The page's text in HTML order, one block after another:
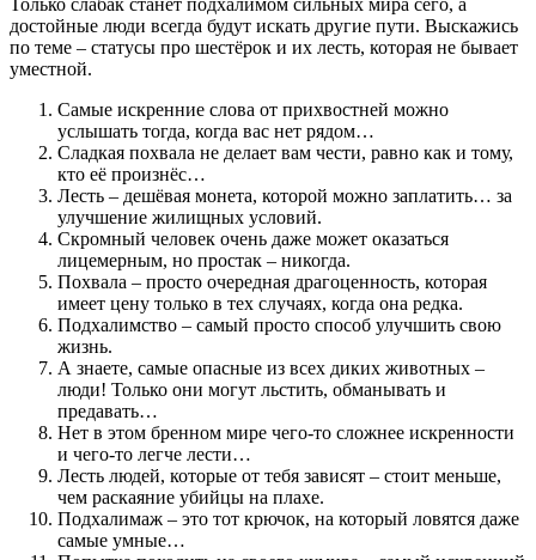
Только слабак станет подхалимом сильных мира сего, а
достойные люди всегда будут искать другие пути. Выскажись
по теме – статусы про шестёрок и их лесть, которая не бывает
уместной.
Самые искренние слова от прихвостней можно
услышать тогда, когда вас нет рядом…
Сладкая похвала не делает вам чести, равно как и тому,
кто её произнёс…
Лесть – дешёвая монета, которой можно заплатить… за
улучшение жилищных условий.
Скромный человек очень даже может оказаться
лицемерным, но простак – никогда.
Похвала – просто очередная драгоценность, которая
имеет цену только в тех случаях, когда она редка.
Подхалимство – самый просто способ улучшить свою
жизнь.
А знаете, самые опасные из всех диких животных –
люди! Только они могут льстить, обманывать и
предавать…
Нет в этом бренном мире чего-то сложнее искренности
и чего-то легче лести…
Лесть людей, которые от тебя зависят – стоит меньше,
чем раскаяние убийцы на плахе.
Подхалимаж – это тот крючок, на который ловятся даже
самые умные…